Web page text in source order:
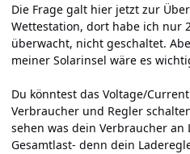
Die Frage galt hier jetzt zur
Wettestation, dort habe ich nur
überwacht, nicht geschaltet.
meiner Solarinsel wäre es
Du könntest das Voltage/
Verbraucher und Regler
sehen was dein Verbraucher an
Gesamtlast- denn dein